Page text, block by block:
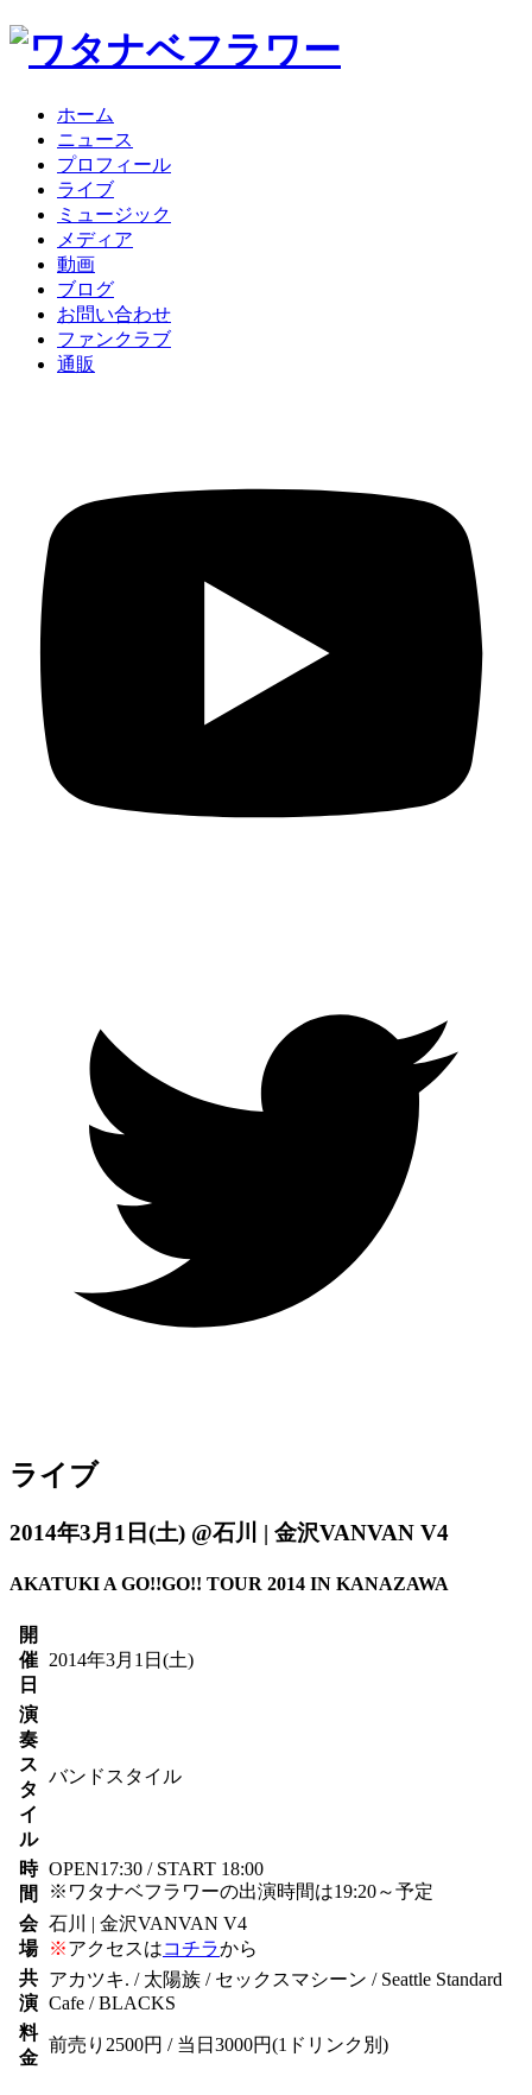
ホーム
ニュース
プロフィール
ライブ
ミュージック
メディア
動画
ブログ
お問い合わせ
ファンクラブ
通販
ライブ
2014年3月1日(土) @石川 | 金沢VANVAN V4
AKATUKI A GO!!GO!! TOUR 2014 IN KANAZAWA
開
催
日
2014年3月1日 (土)
演
奏
ス
タ
イ
ル
バンドスタイル
時
間
OPEN17:30 / START 18:00
※ワタナベフラワーの出演時間は19:20～予定
会
場
石川 | 金沢VANVAN V4
※アクセスはコチラから
共
演
アカツキ. / 太陽族 / セックスマシーン / Seattle Standard
Cafe / BLACKS
料
金
前売り2500円 / 当日3000円(1ドリンク別)